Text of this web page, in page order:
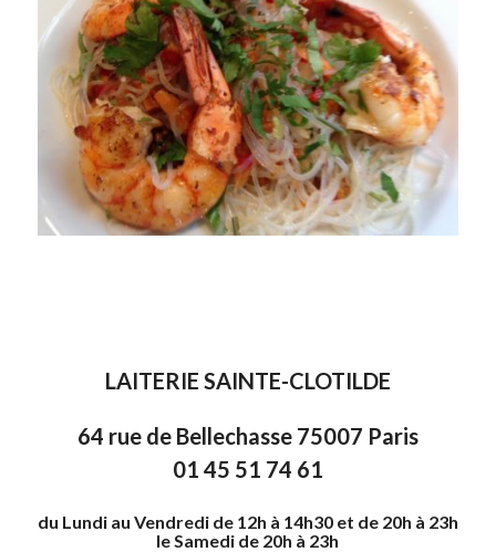
LAITERIE SAINTE-CLOTILDE
64 rue de Bellechasse 75007 Paris
01 45 51 74 61
du Lundi au Vendredi de 12h à 14h30 et de 20h à 23h
le Samedi de 20h à 23h